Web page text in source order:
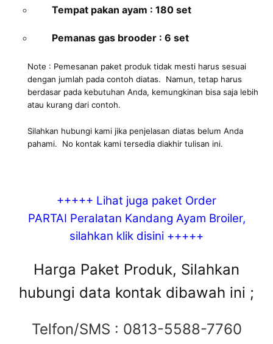
Tempat pakan ayam : 180 set
Pemanas gas brooder : 6 set
Note : Pemesanan paket produk tidak mesti harus sesuai
dengan jumlah pada contoh diatas. Namun, tetap harus
berdasar pada kebutuhan Anda, kemungkinan bisa saja lebih
atau kurang dari contoh.
Silahkan hubungi kami jika penjelasan diatas belum Anda
pahami. No kontak kami tersedia diakhir tulisan ini.
+++++ Lihat juga paket Order
PARTAI Peralatan Kandang Ayam Broiler,
silahkan klik disini +++++
Harga Paket Produk, Silahkan
hubungi data kontak dibawah ini ;
Telfon/SMS : 0813-5588-7760